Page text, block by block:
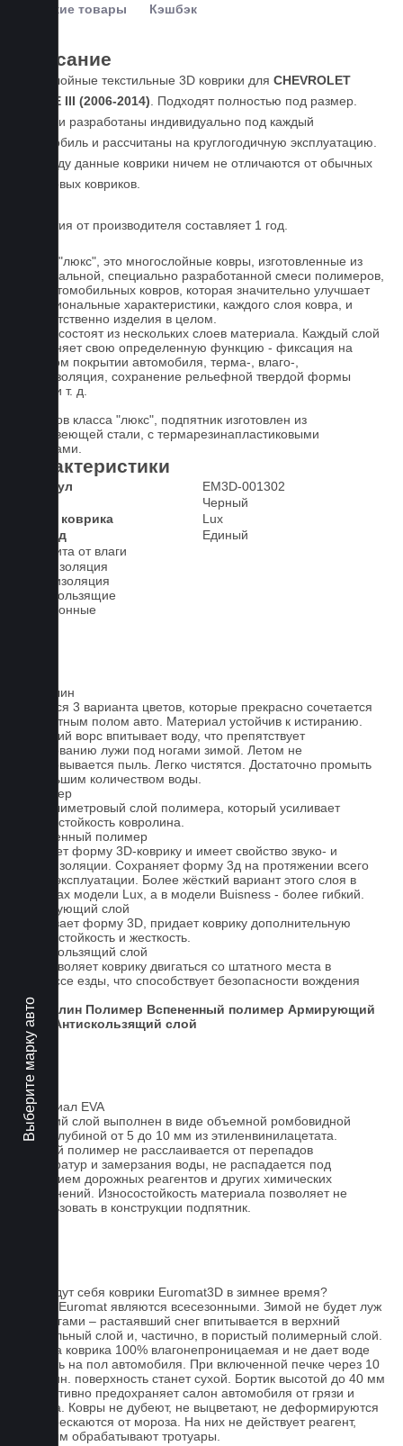
Выберите марку авто
Похожие товары Кэшбэк
Описание
Пятислойные текстильные 3D коврики для CHEVROLET
TAHOE III (2006-2014) . Подходят полностью под размер.
Коврики разработаны индивидуально под каждый
автомобиль и раcсчитаны на круглогодичную эксплуатацию.
По уходу данные коврики ничем не отличаются от обычных
резиновых ковриков.
Гарантия от производителя составляет 1 год.
Ковры "люкс", это многослойные ковры, изготовленные из
оригинальной, специально разработанной смеси полимеров,
для автомобильных ковров, которая значительно улучшает
функциональные характеристики, каждого слоя ковра, и
соответственно изделия в целом.
Ковры состоят из нескольких слоев материала. Каждый слой
выполняет свою определенную функцию - фиксация на
штатном покрытии автомобиля, терма-, влаго-,
звукоизоляция, сохранение рельефной твердой формы
ковра и т. д.
У ковров класса "люкс", подпятник изготовлен из
нержавеющей стали, с термарезинапластиковыми
вставками.
Характеристики
Артикул
EM3D-001302
Черный
Класс коврика
Lux
2-й ряд
Единый
Защита от влаги
Шумоизоляция
Теплоизоляция
Антискользящие
Всесезонные
Ковролин
Имеется 3 варианта цветов, которые прекрасно сочетается
со штатным полом авто. Материал устойчив к истиранию.
Короткий ворс впитывает воду, что препятствует
образованию лужи под ногами зимой. Летом не
образовывается пыль. Легко чистятся. Достаточно промыть
небольшим количеством воды.
Полимер
1-миллиметровый слой полимера, который усиливает
износостойкость ковролина.
Вспененный полимер
Придает форму 3D-коврику и имеет свойство звуко- и
теплоизоляции. Сохраняет форму 3д на протяжении всего
срока эксплуатации. Более жёсткий вариант этого слоя в
ковриках модели Lux, а в модели Buisness - более гибкий.
Армирующий слой
Усиливает форму 3D, придает коврику дополнительную
износостойкость и жесткость.
Антискользящий слой
Не позволяет коврику двигаться со штатного места в
процессе езды, что способствует безопасности вождения
авто.
Ковролин Полимер Вспененный полимер Армирующий
слой
Антискользящий слой
Материал EVA
Верхний слой выполнен в виде объемной ромбовидной
сетки глубиной от 5 до 10 мм из этиленвинилацетата.
Данный полимер не расслаивается от перепадов
температур и замерзания воды, не распадается под
действием дорожных реагентов и других химических
загрязнений. Износостойкость материала позволяет не
использовать в конструкции подпятник.
Как ведут себя коврики Euromat3D в зимнее время?
Ковры Euromat являются всесезонными. Зимой не будет луж
под ногами – растаявший снег впитывается в верхний
текстильный слой и, частично, в пористый полимерный слой.
Основа коврика 100% влагонепроницаемая и не дает воде
попасть на пол автомобиля. При включенной печке через 10
- 15 мин. поверхность станет сухой. Бортик высотой до 40 мм
эффективно предохраняет салон автомобиля от грязи и
мусора. Ковры не дубеют, не выцветают, не деформируются
и не трескаются от мороза. На них не действует реагент,
которым обрабатывают тротуары.